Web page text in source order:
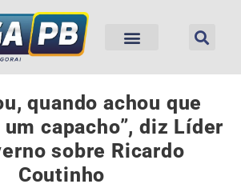
quando achou que
capacho”, diz Líder
sobre Ricardo
Coutinho